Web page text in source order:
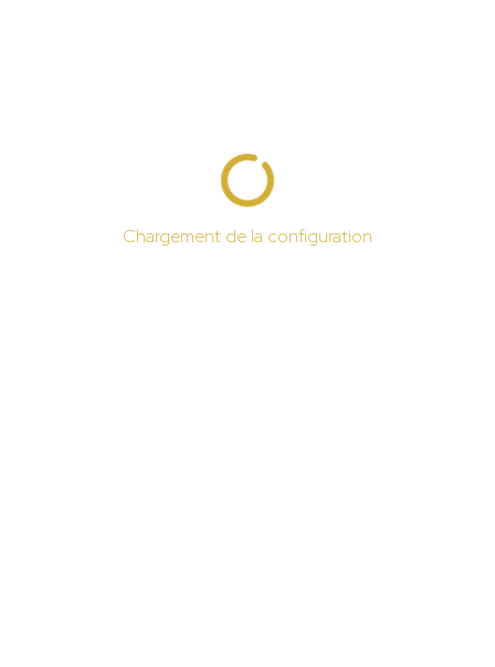
Chargement de la configuration